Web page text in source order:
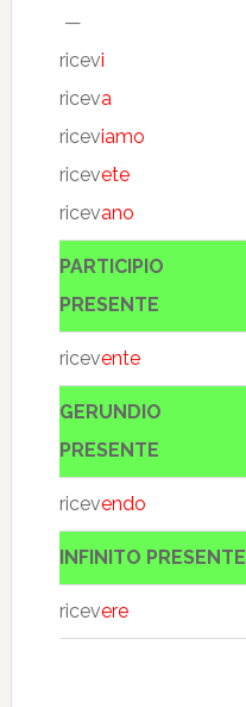
—
ricevi
riceva
riceviamo
ricevete
ricevano
PARTICIPIO
PRESENTE
ricevente
GERUNDIO
PRESENTE
ricevendo
INFINITO PRESENTE
ricevere